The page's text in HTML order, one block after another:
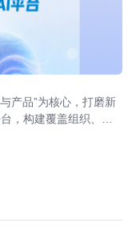
产品”为核心，打磨新
，构建覆盖组织、人